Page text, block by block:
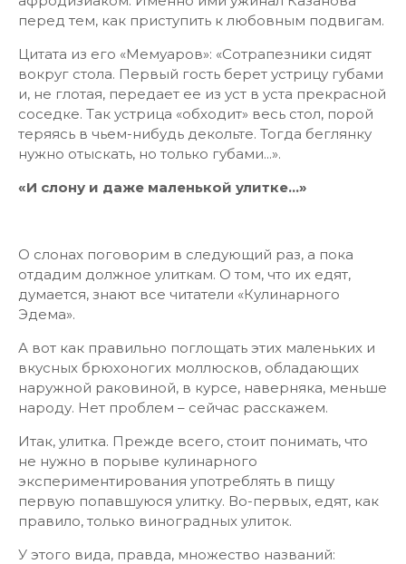
перед тем, как приступить к любовным подвигам.
Цитата из его «Мемуаров»: «Сотрапезники сидят
вокруг стола. Первый гость берет устрицу губами
и, не глотая, передает ее из уст в уста прекрасной
соседке. Так устрица «обходит» весь стол, порой
теряясь в чьем-нибудь декольте. Тогда беглянку
нужно отыскать, но только губами...».
«И слону и даже маленькой улитке…»
О слонах поговорим в следующий раз, а пока
отдадим должное улиткам. О том, что их едят,
думается, знают все читатели «Кулинарного
Эдема».
А вот как правильно поглощать этих маленьких и
вкусных брюхоногих моллюсков, обладающих
наружной раковиной, в курсе, наверняка, меньше
народу. Нет проблем – сейчас расскажем.
Итак, улитка. Прежде всего, стоит понимать, что
не нужно в порыве кулинарного
экспериментирования употреблять в пищу
первую попавшуюся улитку. Во-первых, едят, как
правило, только виноградных улиток.
У этого вида, правда, множество названий: